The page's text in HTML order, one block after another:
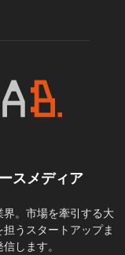
スメディア
。市場を牽引する大
うスタートアップま
します。